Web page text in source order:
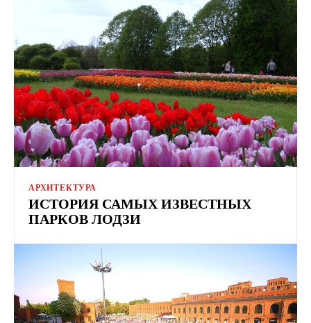
АРХИТЕКТУРА
ИСТОРИЯ САМЫХ ИЗВЕСТНЫХ
ПАРКОВ ЛОДЗИ